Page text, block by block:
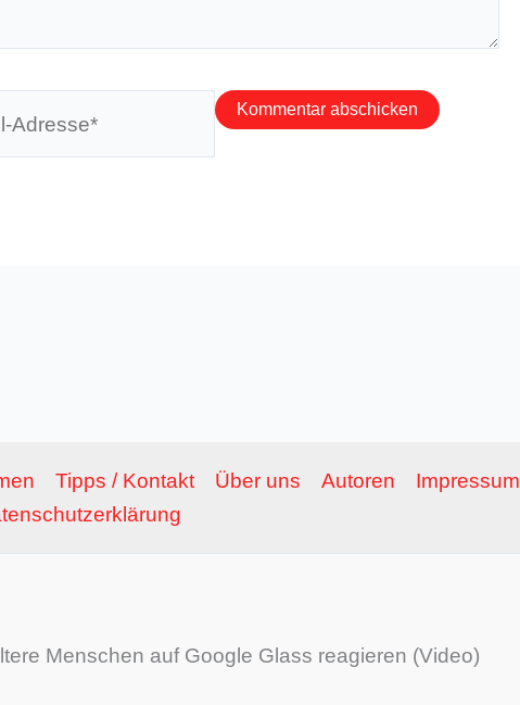
Tipps / Kontakt Über uns Autoren
Impressum
Menschen auf Google Glass reagieren (Video)